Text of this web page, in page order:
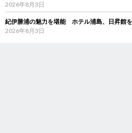
2026年8月3日
紀伊勝浦の魅力を堪能 ホテル浦島、日昇館
2026年8月3日